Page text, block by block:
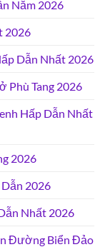
Năm 2026
2026
Dẫn Nhất 2026
Phù Tang 2026
Hấp Dẫn Nhất
2026
Dẫn 2026
Nhất 2026
Đường Biển Đảo